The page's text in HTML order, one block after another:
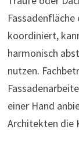
Fassadenfläche
koordiniert,
harmonisch
nutzen.
einer Hand
Architekten die